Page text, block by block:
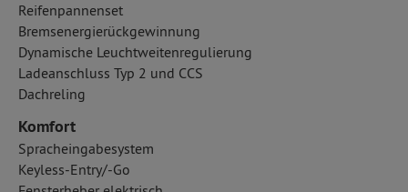
Reifenpannenset
Bremsenergierückgewinnung
Dynamische Leuchtweitenregulierung
Ladeanschluss Typ 2 und CCS
Dachreling
Komfort
Spracheingabesystem
Keyless-Entry/-Go